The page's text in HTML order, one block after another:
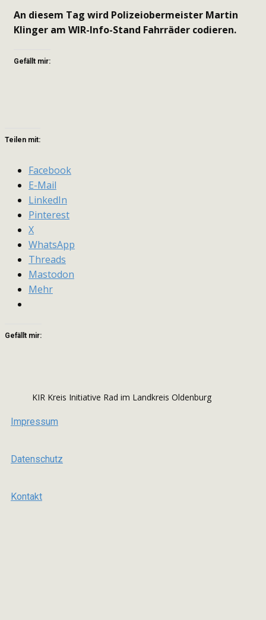
An diesem Tag wird Polizeiobermeister Martin
Klinger am WIR-Info-Stand Fahrräder codieren.
Gefällt mir:
Teilen mit:
Facebook
E-Mail
LinkedIn
Pinterest
X
WhatsApp
Threads
Mastodon
Mehr
Gefällt mir:
KIR Kreis Initiative Rad im Landkreis Oldenburg
Impressum
Datenschutz
Kontakt